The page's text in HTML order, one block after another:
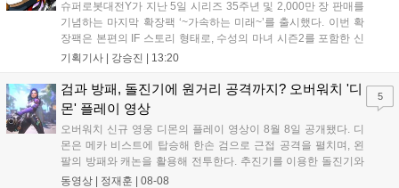
슈퍼로봇대전Y가 지난 5일 시리즈 35주년 및 2,000만 장 판매를
기념하는 마지막 확장팩 ‘~가속하는 미래~’를 출시했다. 이번 확
장팩은 본편의 IF 스토리 형태로, 수성의 마녀 시즌2를 포함한 신
규 참전작과 크로스오버 합체기를 선보이며 작품을 완결 짓는다.
하는 몰입감 있는 서사와 조합을 구현하며 시리즈의 미래를 향한
새로운 가능성을 제시했다....
기획기사 | 강승진 | 13:20
검과 방패, 돌진기에 원거리 공격까지? 오버워치 '디
몬' 플레이 영상
오버워치 신규 영웅 디몬의 플레이 영상이 8월 8일 공개됐다. 디
몬은 메카 비스트에 탑승해 한손 검으로 근접 공격을 펼치며, 왼
팔의 방패와 캐논을 활용해 전투한다. 추진기를 이용한 돌진기와
참격 형태의 궁극기를 보유했고, 메카 파괴 시 맨몸으로 기관총을
동영상 | 정재훈 | 08-08
5